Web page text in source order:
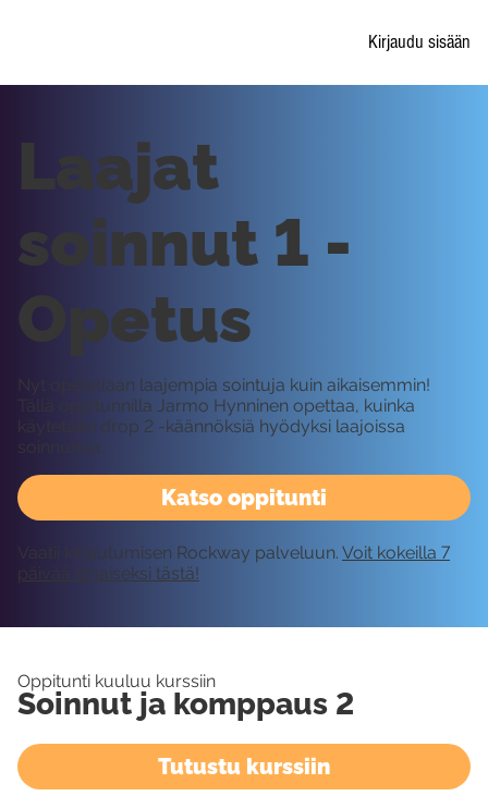
Kirjaudu sisään
Katso oppitunti
Laajat
soinnut 1 -
Opetus
Nyt opetellaan laajempia sointuja kuin aikaisemmin!
Tällä oppitunnilla Jarmo Hynninen opettaa, kuinka
käytetään drop 2 -käännöksiä hyödyksi laajoissa
soinnuissa.
Vaatii kirjautumisen Rockway palveluun. Voit kokeilla 7
päivää ilmaiseksi tästä!
Oppitunti kuuluu kurssiin
Soinnut ja komppaus 2
Tutustu kurssiin